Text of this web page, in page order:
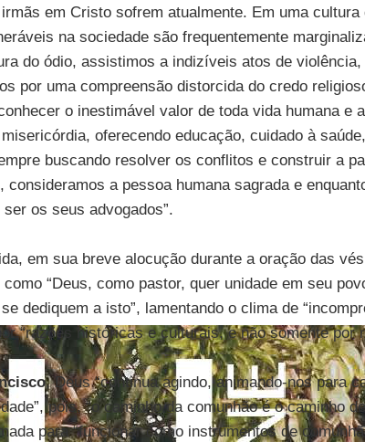
em Cristo sofrem atualmente. Em uma
na sociedade são frequentemente
do ódio, assistimos a indizíveis atos de violência,
por uma compreensão distorcida do credo
o inestimável valor de toda vida humana e
oferecendo educação, cuidado à
buscando resolver os conflitos e construir a
consideramos a pessoa humana sagrada e
os seus advogados”.
em sua breve alocução durante a oração das
“Deus, como pastor, quer unidade em seu
dediquem a isto”, lamentando o clima de
“razões históricas e culturais, e não somente por
, Deus “continua agindo, animando-nos para
pois, “o caminho da comunhão é o caminho
para “funcionar como instrumentos de